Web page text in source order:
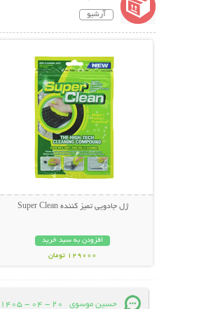
آرشیو
ژل جادویی تمیز کننده Super Clean
افزودن به سبد خرید
129000 تومان
حسین موسوی 20 - 04 - 1405